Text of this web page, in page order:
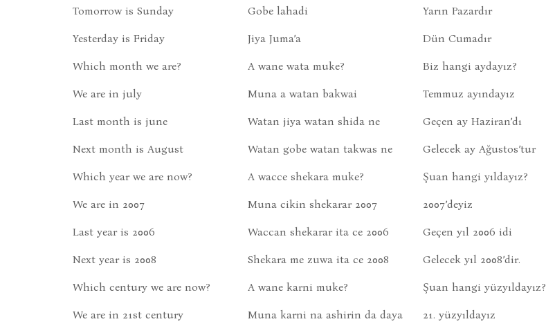
Tomorrow is Sunday Gobe lahadi Yarın Pazardır
Yesterday is Friday Jiya Juma’a Dün Cumadır
Which month we are? A wane wata muke? Biz hangi aydayız?
We are in july Muna a watan bakwai Temmuz ayındayız
Last month is june Watan jiya watan shida ne Geçen ay Haziran’dı
Next month is August Watan gobe watan takwas ne Gelecek ay Ağustos’tur
Which year we are now? A wacce shekara muke? Şuan hangi yıldayız?
We are in 2007 Muna cikin shekarar 2007 2007’deyiz
Last year is 2006 Waccan shekarar ita ce 2006 Geçen yıl 2006 idi
Next year is 2008 Shekara me zuwa ita ce 2008 Gelecek yıl 2008’dir.
Which century we are now? A wane karni muke? Şuan hangi yüzyıldayız?
We are in 21st century Muna karni na ashirin da daya 21. yüzyıldayız